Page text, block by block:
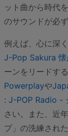
ット曲から時代
のサウンドが必
例えば、心に深
J-Pop Sakura 懐
ーンをリードす
Powerplayや
: J-POP Radio -
さい。また、近
プ」の洗練され